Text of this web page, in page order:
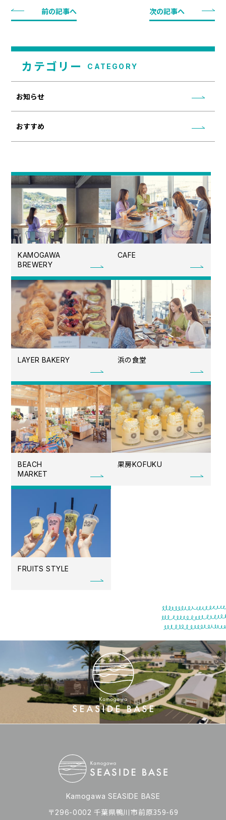
前の記事へ 次の記事へ
カテゴリー CATEGORY
お知らせ
おすすめ
KAMOGAWA
BREWERY
CAFE
LAYER BAKERY 浜の食堂
BEACH
MARKET
果房KOFUKU
FRUITS STYLE
Kamogawa SEASIDE BASE
〒296-0002 千葉県鴨川市前原359-69